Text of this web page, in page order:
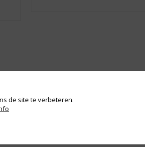
de site te verbeteren.